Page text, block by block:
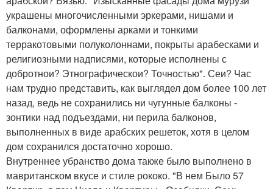
украшены многочисленными эркерами, нишами и
балконами, оформлены арками и тонкими
терракотовыми полуколоннами, покрыты арабесками и
религиозными надписями, которые исполнены с
добротнои? Этнографическои? Точностью". Сеи? Час
нам трудно представить, как выглядел дом более 100 лет
назад, ведь не сохранились ни чугунные балконы -
зонтики над подъездами, ни перила балконов,
выполненных в виде арабских решеток, хотя в целом
дом сохранился достаточно хорошо.
Внутреннее убранство дома также было выполнено в
мавританском вкусе и стиле рококо. "В нем Было 57